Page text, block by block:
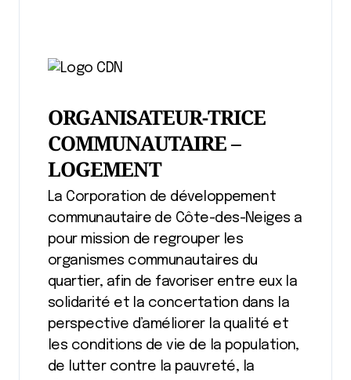
ORGANISATEUR-TRICE
COMMUNAUTAIRE –
LOGEMENT
La Corporation de développement
communautaire de Côte-des-Neiges a
pour mission de regrouper les
organismes communautaires du
quartier, afin de favoriser entre eux la
solidarité et la concertation dans la
perspective d’améliorer la qualité et
les conditions de vie de la population,
de lutter contre la pauvreté, la